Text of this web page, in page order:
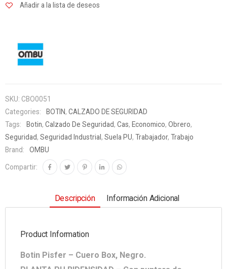
Añadir a la lista de deseos
SKU: CBO0051
Categories:
BOTIN, CALZADO DE SEGURIDAD
Tags:
Botin, Calzado De Seguridad, Cas, Economico, Obrero,
Seguridad, Seguridad Industrial , Suela PU, Trabajador, Trabajo
Brand:
OMBU
Compartir:
Descripción Información Adicional
Product Information
Botin Pisfer – Cuero Box, Negro.